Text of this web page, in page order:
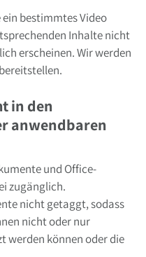
bestimmtes Video
Inhalte nicht
erscheinen. Wir werden
in den
anwendbaren
und Office-
zugänglich.
nicht getaggt, sodass
nicht oder nur
werden können oder die